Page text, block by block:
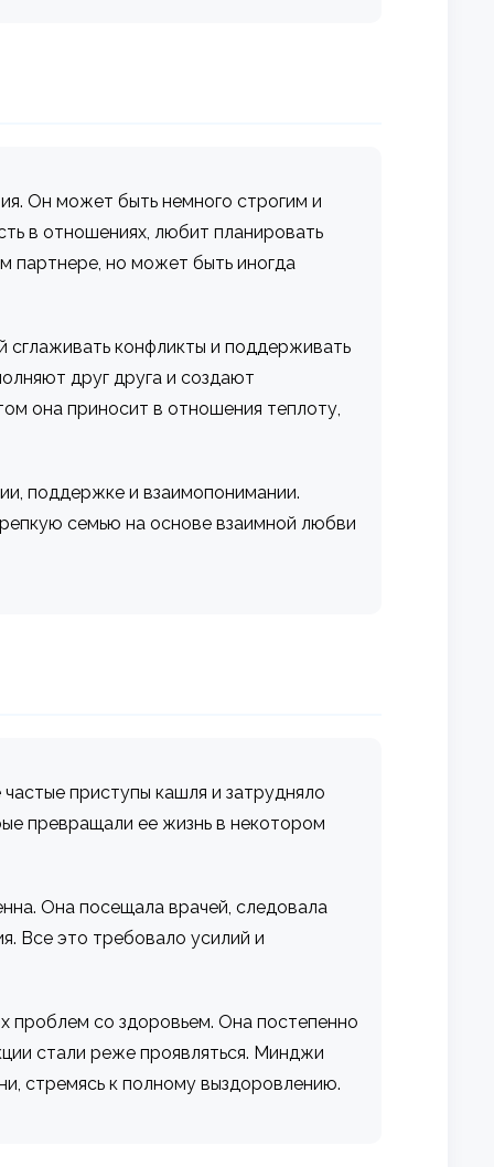
Он может быть немного строгим и
в отношениях, любит планировать
партнере, но может быть иногда
конфликты и поддерживать
друг друга и создают
она приносит в отношения теплоту,
поддержке и взаимопонимании.
семью на основе взаимной любви
приступы кашля и затрудняло
превращали ее жизнь в некотором
Она посещала врачей, следовала
Все это требовало усилий и
проблем со здоровьем. Она постепенно
стали реже проявляться. Минджи
стремясь к полному выздоровлению.